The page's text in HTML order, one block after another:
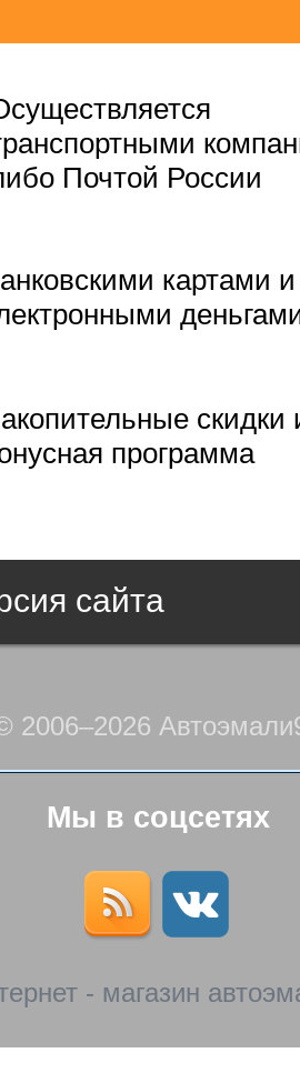
Почтой России
картами и
скидки
программа
сайта
2006–2026
Мы в соцсетях
- магазин